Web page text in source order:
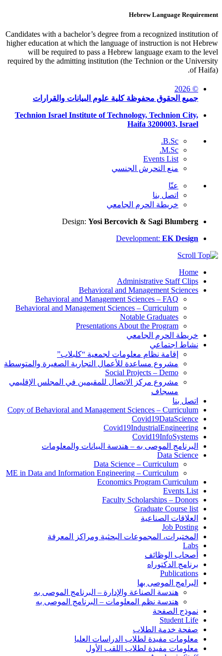
Hebrew Language Requirement
Candidates with a bachelor’s degree from a recognized institution of
higher education at which the language of instruction is not Hebrew
will be required to pass a Hebrew language exam to the level
required by the admitting institution (the Technion or the University
of Haifa).
© 2026
جميع الحقوق محفوظة كلية علوم البيانات والقرارات
Technion Israel Institute of Technology, Technion City,
Haifa 3200003, Israel
B.Sc.
M.Sc.
Events List
منع التحرش الجنسي
عنّا
اتصل بنا
خريطة الحرم الجامعي
Design: Yosi Bercovich & Sagi Blumberg
Development: EK Design
Home
Administrative Staff Clips
Behavioral and Management Sciences
Behavioral and Management Sciences – FAQ
Behavioral and Management Sciences – Curriculum
Notable Graduates
Presentations About the Program
خريطة الحرم الجامعي
نشاط اجتماعي
إقامة نظام معلومات لجمعية “كلبلاب”
مشروع مساعدة للأعمال التجارية الصغيرة والمتوسطة
Social Projects – Demo
مشروع مركز الاتصال للمقيمين في المجلس الإقليمي
مسجاف
اتصل بنا
Copy of Behavioral and Management Sciences – Curriculum
Covid19DataScience
Covid19IndustrialEngineering
Covid19InfoSystems
البرنامج الموصى به – هندسة البيانات والمعلومات
Data Science
Data Science – Curriculum
ME in Data and Information Engineering – Curriculum
Economics Program Curriculum
Events List
Faculty Scholarships – Donors
Graduate Course list
العلاقات الصناعية
Job Posting
المختبرات، المجموعات البحثية ومراكز المعرفة
Labs
أصحاب الوظائف
برنامج الدكتوراه
Publications
البرامج الموصى بها
هندسة الصناعة والإدارة – البرنامج الموصى به
هندسة نظم المعلومات – البرنامج الموصى به
نموذج الصفحة
Student Life
صفحة خدمة الطلاب
معلومات مفيدة لطلاب الدراسات العليا
معلومات مفيدة لطلاب اللقب الأول